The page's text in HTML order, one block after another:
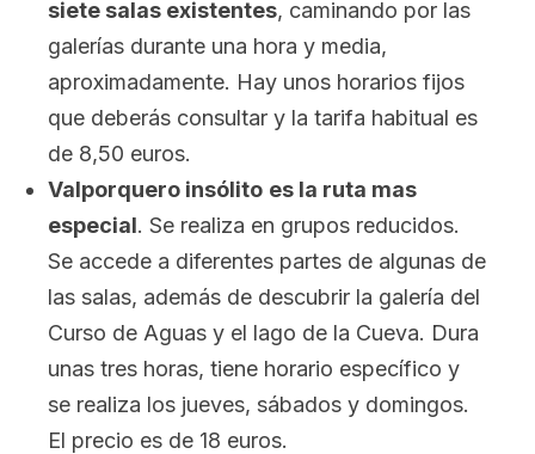
siete salas existentes, caminando por las
galerías durante una hora y media,
aproximadamente. Hay unos horarios fijos
que deberás consultar y la tarifa habitual es
de 8,50 euros.
Valporquero insólito es la ruta mas
especial. Se realiza en grupos reducidos.
Se accede a diferentes partes de algunas de
las salas, además de descubrir la galería del
Curso de Aguas y el lago de la Cueva. Dura
unas tres horas, tiene horario específico y
se realiza los jueves, sábados y domingos.
El precio es de 18 euros.